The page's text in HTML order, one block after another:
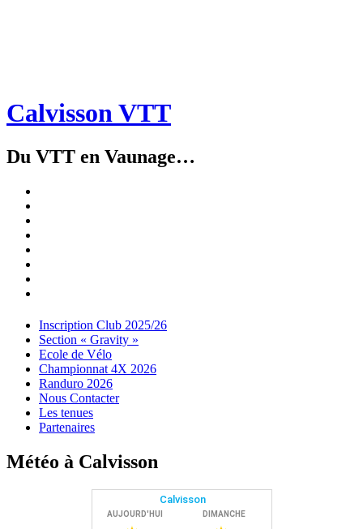
Calvisson VTT
Du VTT en Vaunage…
Menu
Widgets
Recherche
Aller
contenu
Inscription Club 2025/26
Section « Gravity »
Ecole de Vélo
Championnat 4X 2026
Randuro 2026
Nous Contacter
Les tenues
Partenaires
Météo à Calvisson